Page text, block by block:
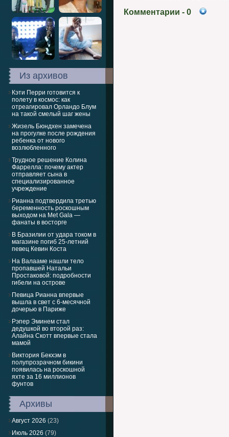
Из архивов
Кэти Перри готовится к
полету в космос: как
отреагировал Орландо Блум
на такой смелый шаг жены
Жизель Бюндхен замечена
на прогулке после рождения
ребенка от нового
возлюбленного
Трудное решение Колина
Фаррелла: почему актер
отправляет сына в
специализированное
учреждение
Рианна подтвердила третью
беременность роскошным
выходом на Met Gala —
фанаты в восторге
В Бразилии от удара током в
магазине погиб 25-летний
певец Кевин Коста
На Валааме нашли тело
пропавшей Натальи
Простаковой: подробности
гибели на острове
Певица Рианна впервые
вышла в свет с 6-месячной
дочерью в Париже
Рэпер Эминем стал
дедушкой во второй раз:
Алайна Скотт впервые стала
мамой
Виктория Бекхэм в
полупрозрачном бикини
появилась на роскошной
яхте за 16 миллионов
фунтов
Архивы
Август 2026 (23)
Июль 2026 (79)
Комментарии - 0